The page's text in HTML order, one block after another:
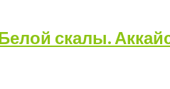
скалы.